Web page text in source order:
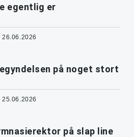
egentlig er
26.06.2026
på noget stort
25.06.2026
på slap line